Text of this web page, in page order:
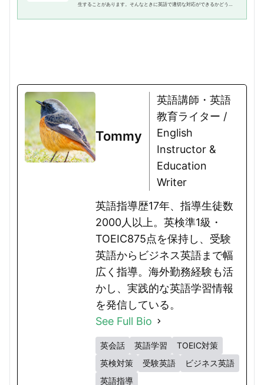
生することがあります。そんなときに英語で適切な対応ができるかどうか
Tommy
英語講師・英語
教育ライター /
English
Instructor &
Education
Writer
英語指導歴17年、指導生徒数
2000人以上。英検準1級・
TOEIC875点を保持し、受験
英語からビジネス英語まで幅
広く指導。海外勤務経験も活
かし、実践的な英語学習情報
を発信している。
See Full Bio
英会話 英語学習
TOEIC対策
英検対策
受験英語
ビジネス英語
英語指導